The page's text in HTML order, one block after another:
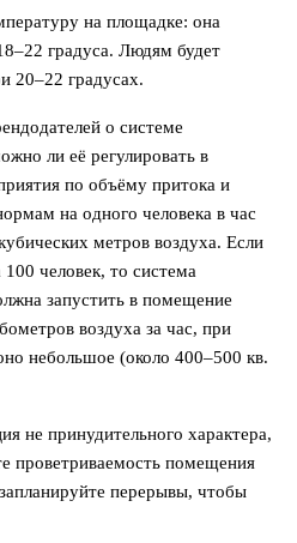
на площадке: она
градуса. Людям будет
20–22 градусах.
о системе
ли её регулировать в
по объёму притока и
на одного человека в час
метров воздуха. Если
100 человек, то система
запустить в помещение
воздуха за час, при
небольшое (около 400–500 кв.
не принудительного характера,
проветриваемость помещения
перерывы, чтобы